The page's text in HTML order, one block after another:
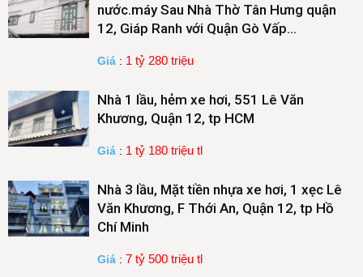
nước.máy Sau Nhà Thờ Tân Hưng quận
12, Giáp Ranh với Quận Gò Vấp…
Giá : 1 tỷ 280 triệu
Nhà 1 lầu, hẻm xe hơi, 551 Lê Văn
Khương, Quận 12, tp HCM
Giá : 1 tỷ 180 triệu tl
Nhà 3 lầu, Mặt tiền nhựa xe hơi, 1 xẹc Lê
Văn Khương, F Thới An, Quận 12, tp Hồ
Chí Minh
Giá : 7 tỷ 500 triệu tl